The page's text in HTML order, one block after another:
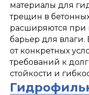
материалы для
трещин в
расширяются при
барьер для
от конкретных
требований к
стойкости и